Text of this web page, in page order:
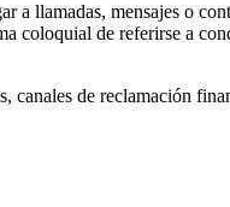
a llamadas, mensajes o
coloquial de referirse a
canales de reclamación